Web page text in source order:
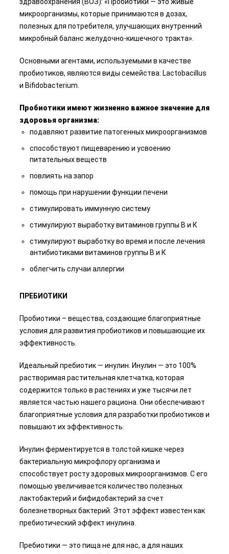
микроорганизмы, которые принимаются в дозах,
полезных для потребителя, улучшающих внутренний
микробный баланс желудочно-кишечного тракта».
Основными агентами, используемыми в качестве
пробиотиков, являются виды семейства: Lactobacillus
и Bifidobacterium.
Пробиотики имеют жизненно важное значение для
здоровья организма:
подавляют развитие патогенных микроорганизмов
способствуют пищеварению и усвоению
питательных веществ
повлиять на запор
помощь при нарушении функции печени
стимулировать иммунную систему
стимулируют выработку витаминов группы В и К
стимулируют выработку во время и после лечения
антибиотиками витаминов группы В и К
облегчить случаи аллергии
ПРЕБИОТИКИ
Пробиотики – вещества, создающие благоприятные
условия для развития пробиотиков и повышающие их
эффективность.
Идеальный пребиотик — инулин. Инулин — это 100%
растворимая растительная клетчатка, которая
содержится только в растениях и уже тысячи лет
является частью нашего рациона. Они обеспечивают
благоприятные условия для разработки пробиотиков и
повышают их эффективность.
Инулин ферментируется в толстой кишке через
бактериальную микрофлору организма и
способствует росту здоровых микроорганизмов. С его
помощью увеличивается количество полезных
лактобактерий и бифидобактерий за счет
болезнетворных бактерий. Этот эффект известен как
пребиотический эффект инулина.
Пребиотики — это пища не для нас, а для наших